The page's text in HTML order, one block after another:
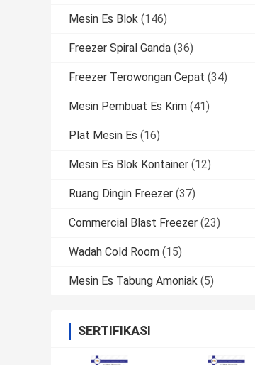
Mesin Es Blok (146)
Freezer Spiral Ganda (36)
Freezer Terowongan Cepat (34)
Mesin Pembuat Es Krim (41)
Plat Mesin Es (16)
Mesin Es Blok Kontainer (12)
Ruang Dingin Freezer (37)
Commercial Blast Freezer (23)
Wadah Cold Room (15)
Mesin Es Tabung Amoniak (5)
SERTIFIKASI